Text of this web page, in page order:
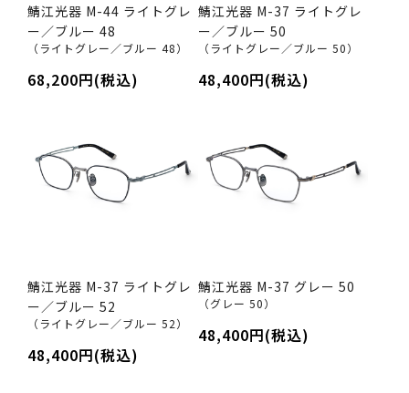
鯖江光器 M-44 ライトグレ
ー／ブルー 48
（ライトグレー／ブルー 48）
68,200円(税込)
鯖江光器 M-37 ライトグレ
ー／ブルー 50
（ライトグレー／ブルー 50）
48,400円(税込)
鯖江光器 M-37 ライトグレ
ー／ブルー 52
（ライトグレー／ブルー 52）
48,400円(税込)
鯖江光器 M-37 グレー 50
（グレー 50）
48,400円(税込)